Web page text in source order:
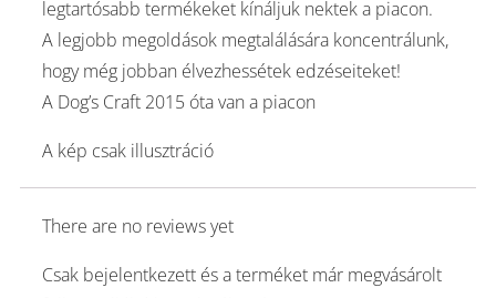
legtartósabb termékeket kínáljuk nektek a piacon.
A legjobb megoldások megtalálására koncentrálunk,
hogy még jobban élvezhessétek edzéseiteket!
A Dog’s Craft 2015 óta van a piacon
A kép csak illusztráció
There are no reviews yet
Csak bejelentkezett és a terméket már megvásárolt